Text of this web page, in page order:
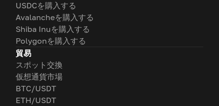
USDCを購入する
Avalancheを購入する
Shiba Inuを購入する
Polygonを購入する
貿易
スポット交換
仮想通貨市場
BTC/USDT
ETH/USDT